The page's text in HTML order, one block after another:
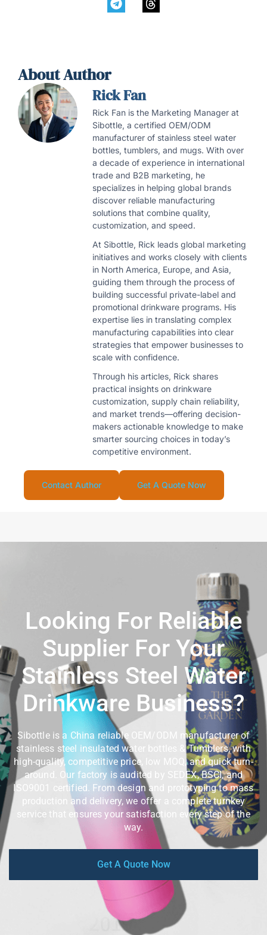
About Author
Rick Fan
Rick Fan is the Marketing Manager at
Sibottle, a certified OEM/ODM
manufacturer of stainless steel water
bottles, tumblers, and mugs. With over
a decade of experience in international
trade and B2B marketing, he
specializes in helping global brands
discover reliable manufacturing
solutions that combine quality,
customization, and speed.
At Sibottle, Rick leads global marketing
initiatives and works closely with clients
in North America, Europe, and Asia,
guiding them through the process of
building successful private-label and
promotional drinkware programs. His
expertise lies in translating complex
manufacturing capabilities into clear
strategies that empower businesses to
scale with confidence.
Through his articles, Rick shares
practical insights on drinkware
customization, supply chain reliability,
and market trends—offering decision-
makers actionable knowledge to make
smarter sourcing choices in today’s
competitive environment.
Contact Author Get A Quote Now
Looking For Reliable
Supplier For Your
Stainless Steel Water
Drinkware Business?
Sibottle is a China reliable OEM/ODM manufacturer of
stainless steel insulated water bottles & Tumblers, with
high-quality, competitive price, low MOQ, and quick turn-
around. Our factory is audited by SEDEX, BSCI, and
ISO9001 certified. From design and prototyping to mass
production and delivery, we offer a complete turnkey
service that ensures your satisfaction every step of the
way.
Get A Quote Now